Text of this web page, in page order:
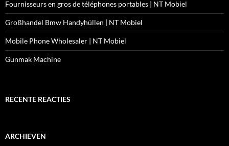
Fournisseurs en gros de téléphones portables | NT Mobiel
Großhandel Bmw Handyhüllen | NT Mobiel
Mobile Phone Wholesaler | NT Mobiel
Gunmak Machine
RECENTE REACTIES
ARCHIEVEN